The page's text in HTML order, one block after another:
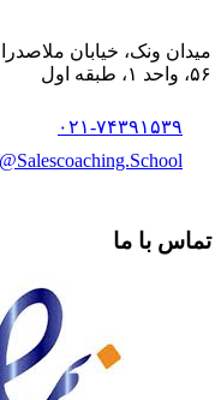
میدان ونک، خیابان
۵۶، واحد ۱، طبقه اول
۰۲۱-۷۴۳۹۱۵۳۹
تماس با ما